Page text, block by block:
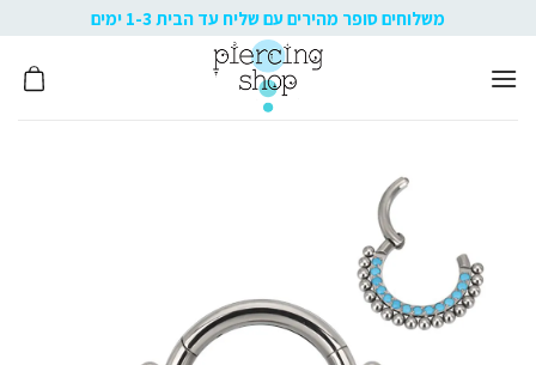
to
content
משלוחים סופר מהירים עם שליח עד הבית 1-3 ימים